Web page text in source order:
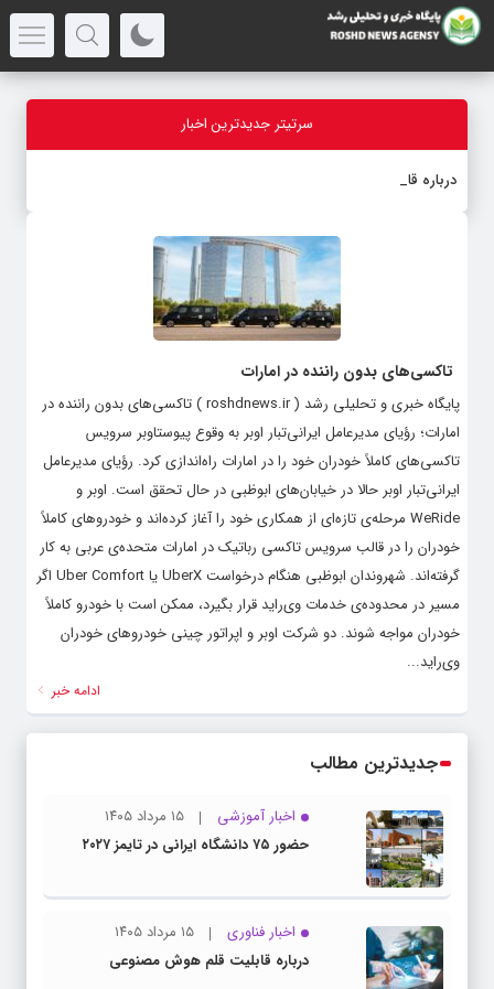
سرتیتر جدیدترین اخبار
درباره قابلیت
تاکسی‌های بدون راننده در امارات
پایگاه خبری و تحلیلی رشد ( roshdnews.ir ) تاکسی‌های بدون راننده در
امارات؛ رؤیای مدیرعامل ایرانی‌تبار اوبر به وقوع پیوستاوبر سرویس
تاکسی‌های کاملاً خودران خود را در امارات راه‌اندازی کرد. رؤیای مدیرعامل
ایرانی‌تبار اوبر حالا در خیابان‌های ابوظبی در حال تحقق است. اوبر و
WeRide مرحله‌ی تازه‌ای از همکاری خود را آغاز کرده‌اند و خودروهای کاملاً
خودران را در قالب سرویس تاکسی رباتیک در امارات متحده‌‌ی عربی به کار
گرفته‌اند. شهروندان ابوظبی هنگام درخواست UberX یا Uber Comfort اگر
مسیر در محدوده‌‌ی خدمات وی‌راید قرار بگیرد، ممکن است با خودرو کاملاً
خودران مواجه شوند. دو شرکت اوبر و اپراتور چینی خودروهای خودران
وی‌راید...
ادامه خبر
جدیدترین مطالب
اخبار آموزشی
۱۵ مرداد ۱۴۰۵
حضور ۷۵ دانشگاه ایرانی در تایمز ۲۰۲۷
اخبار فناوری
۱۵ مرداد ۱۴۰۵
درباره قابلیت قلم هوش مصنوعی